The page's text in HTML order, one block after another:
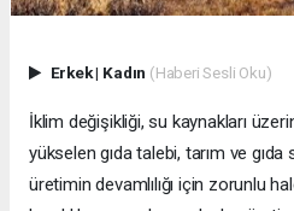
Erkek| Kadın (Haberi Sesli Oku)
İklim değişikliği, su kaynakları
yükselen gıda talebi, tarım ve
üretimin devamlılığı için zorunlu